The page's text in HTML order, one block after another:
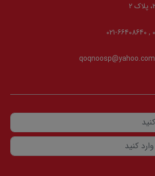
qoqnoosp@yahoo.com